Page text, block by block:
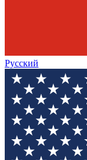
Русский